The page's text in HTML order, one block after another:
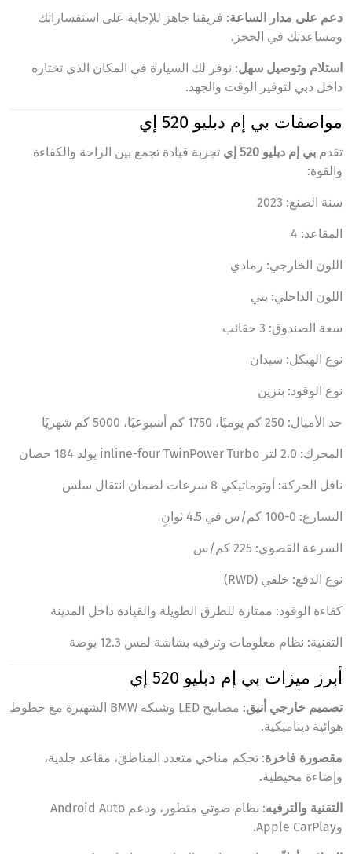
دعم على مدار الساعة: فريقنا جاهز للإجابة على استفساراتك
ومساعدتك في الحجز.
استلام وتوصيل سهل: نوفر لك السيارة في المكان الذي تختاره
داخل دبي لتوفير الوقت والجهد.
مواصفات بي إم دبليو 520 إي
تقدم بي إم دبليو 520 إي
تجربة قيادة تجمع بين الراحة والكفاءة
والقوة:
سنة الصنع: 2023
المقاعد: 4
اللون الخارجي: رمادي
اللون الداخلي: بني
سعة الصندوق: 3 حقائب
نوع الهيكل: سيدان
نوع الوقود: بنزين
حد الأميال: 250 كم يوميًا، 1750 كم أسبوعيًا، 5000 كم شهريًا
المحرك: 2.0 لتر inline-four TwinPower Turbo يولد 184 حصان
ناقل الحركة: أوتوماتيكي 8 سرعات لضمان انتقال سلس
التسارع: 0-100 كم/س في 4.5 ثوانٍ
السرعة القصوى: 225 كم/س
نوع الدفع: خلفي (RWD)
كفاءة الوقود: ممتازة للطرق الطويلة والقيادة داخل المدينة
التقنية: نظام معلومات وترفيه بشاشة لمس 12.3 بوصة
أبرز ميزات بي إم دبليو 520 إي
تصميم خارجي أنيق
: مصابيح LED وشبكة BMW الشهيرة مع خطوط
هوائية ديناميكية.
مقصورة فاخرة: تحكم مناخي متعدد المناطق، مقاعد جلدية،
وإضاءة محيطية.
التقنية والترفيه
: نظام صوتي متطور، ودعم Android Auto
وApple CarPlay.